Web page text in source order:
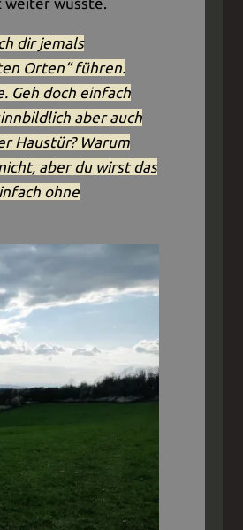
dir jemals
Orten“ führen.
Geh doch einfach
aber auch
Haustür? Warum
aber du wirst das
ohne